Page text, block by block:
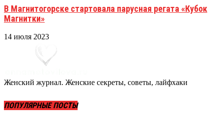
В Магнитогорске стартовала парусная регата «Кубок
Магнитки»
14 июля 2023
Женский журнал. Женские секреты, советы, лайфхаки
ПОПУЛЯРНЫЕ ПОСТЫ